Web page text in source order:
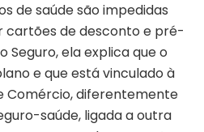
de saúde são impedidas
cartões de desconto e pré-
Seguro, ela explica que o
e que está vinculado à
Comércio, diferentemente
saúde, ligada a outra